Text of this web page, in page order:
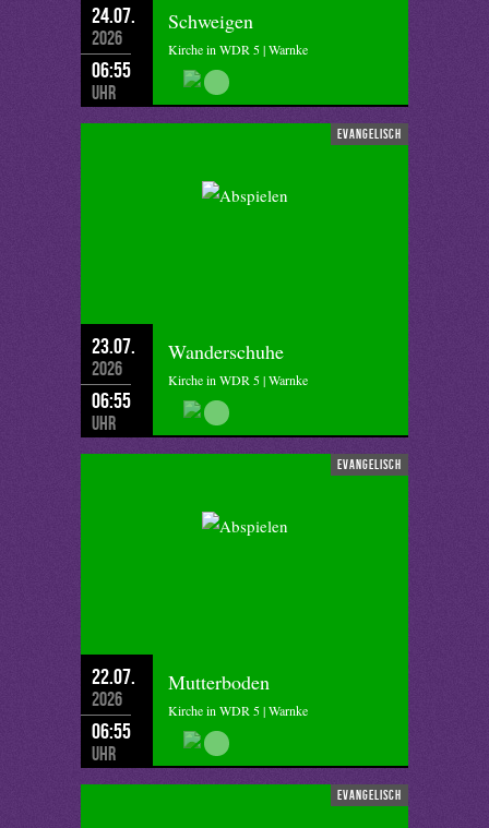
24.07.
2026
06:55
Uhr
Schweigen
Kirche in WDR 5 | Warnke
evangelisch
23.07.
2026
06:55
Uhr
Wanderschuhe
Kirche in WDR 5 | Warnke
evangelisch
22.07.
2026
06:55
Uhr
Mutterboden
Kirche in WDR 5 | Warnke
evangelisch